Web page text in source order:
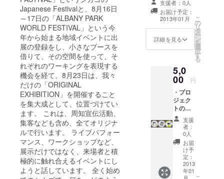
Japanese Festivalと、8月16日
～17日の「ALBANY PARK
WORLD FESTIVAL」という今
年から始まる地域イベントに出
展の登録をし、小さなブースを
借りて、その空間を使って、そ
れぞれのワーキングを表現する
機会を経て、8月23日は、我々
だけの「ORIGINAL
EXHIBITION」を開催すること
を集大成として、位置づけてい
ます。 これは、周知宣伝活動、
集客なども含め、全てオリジナ
ルで行います。 ライブパフォー
マンス、ワークショップなど、
展示だけではなく、来場者と積
極的に触れ合えるイベントにし
ようと話しています。 全く始め
アメール
支援者：0人
お届け予定：
2013年01月
詳細を見る
こ
の
リ
タ
ー
ン
を
選
択
す
る
5,0
00 円
・プロ
ジェク
トの
WEBサ
イトに
名前掲
載 ・シ
カゴか
らお礼
のエア
メール
支援
者：
0人
お届
け予
定：
2013
年01